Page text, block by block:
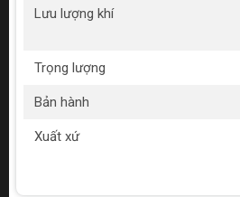
Lưu lượng khí
Trọng lượng
Bản hành
Xuất xứ